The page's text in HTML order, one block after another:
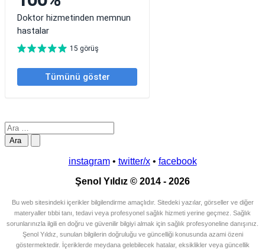
instagram• twitter/x• facebook
Şenol Yıldız © 2014 - 2026
Bu web sitesindeki içerikler bilgilendirme amaçlıdır. Sitedeki yazılar, görseller ve diğer
materyaller tıbbi tanı, tedavi veya profesyonel sağlık hizmeti yerine geçmez. Sağlık
sorunlarınızla ilgili en doğru ve güvenilir bilgiyi almak için sağlık profesyoneline danışınız.
Şenol Yıldız, sunulan bilgilerin doğruluğu ve güncelliği konusunda azami özeni
göstermektedir. İçeriklerde meydana gelebilecek hatalar, eksiklikler veya güncellik